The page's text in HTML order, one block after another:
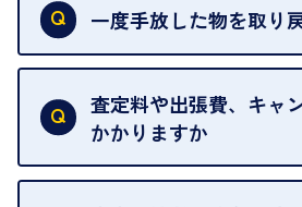
おりません。
を整えておりますので、お好
い。
お急ぎの場合はスタッフに一
可能な限り、迅速に対応させ
一度手放した物を取り
当店は質店ではありませんの
は基本的に販売へと回されま
せんので、ご了承ください。
グオフが可能です。
査定料や出張費、キャ
かかりますか
一切いただいておりません。